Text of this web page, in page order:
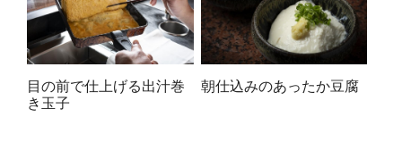
目の前で仕上げる出汁巻
き玉子
朝仕込みのあったか豆腐